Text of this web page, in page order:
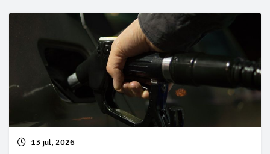
13 jul, 2026